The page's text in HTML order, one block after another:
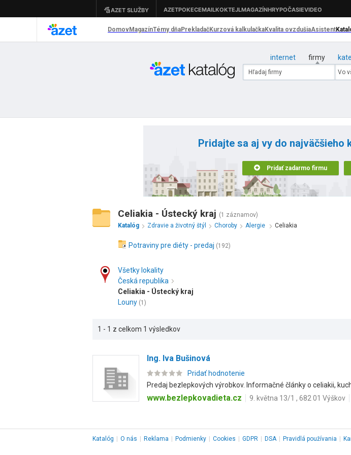
internet firmy
Pridajte sa aj vy do najväčšieho
Pridať zadarmo firmu
Celiakia - Ústecký kraj (1 záznamov)
Katalóg
Zdravie a životný štýl Choroby Alergie Celiakia
Potraviny pre diéty - predaj (192)
Všetky lokality
Česká republika
Celiakia - Ústecký kraj
Louny (1)
1 - 1 z celkom 1 výsledkov
Ing. Iva Bušinová
Pridať hodnotenie
Predaj bezlepkových výrobkov. Informačné články o celiakii,
www.bezlepkovadieta.cz 9. května 13/1 , 682 01 Výškov
Katalóg O nás Reklama Podmienky Cookies GDPR DSA Pravidlá používania